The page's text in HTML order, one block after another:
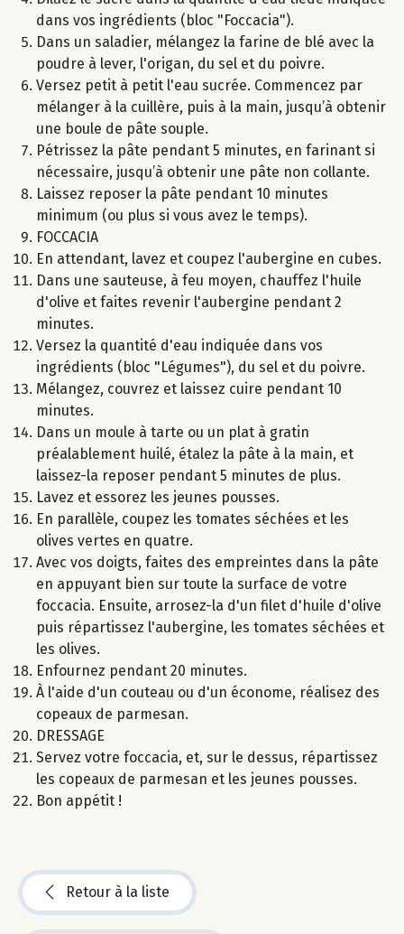
dans vos ingrédients (bloc "Foccacia").
Dans un saladier, mélangez la farine de blé avec la
poudre à lever, l'origan, du sel et du poivre.
Versez petit à petit l'eau sucrée. Commencez par
mélanger à la cuillère, puis à la main, jusqu’à obtenir
une boule de pâte souple.
Pétrissez la pâte pendant 5 minutes, en farinant si
nécessaire, jusqu’à obtenir une pâte non collante.
Laissez reposer la pâte pendant 10 minutes
minimum (ou plus si vous avez le temps).
FOCCACIA
En attendant, lavez et coupez l'aubergine en cubes.
Dans une sauteuse, à feu moyen, chauffez l'huile
d'olive et faites revenir l'aubergine pendant 2
minutes.
Versez la quantité d'eau indiquée dans vos
ingrédients (bloc "Légumes"), du sel et du poivre.
Mélangez, couvrez et laissez cuire pendant 10
minutes.
Dans un moule à tarte ou un plat à gratin
préalablement huilé, étalez la pâte à la main, et
laissez-la reposer pendant 5 minutes de plus.
Lavez et essorez les jeunes pousses.
En parallèle, coupez les tomates séchées et les
olives vertes en quatre.
Avec vos doigts, faites des empreintes dans la pâte
en appuyant bien sur toute la surface de votre
foccacia. Ensuite, arrosez-la d'un filet d'huile d'olive
puis répartissez l'aubergine, les tomates séchées et
les olives.
Enfournez pendant 20 minutes.
À l'aide d'un couteau ou d'un économe, réalisez des
copeaux de parmesan.
DRESSAGE
Servez votre foccacia, et, sur le dessus, répartissez
les copeaux de parmesan et les jeunes pousses.
Bon appétit !
Retour à la liste